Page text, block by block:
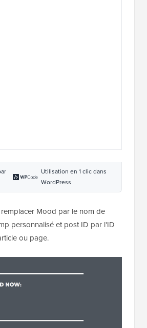
Mood par le nom de
personnalisé et post ID par l'ID
ou page.
cet article vous a aidé à
afficher les champs
dehors de la boucle dans
voudrez peut-être également
mémoire sur les thèmes